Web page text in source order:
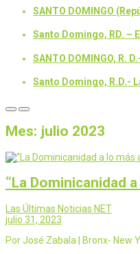
SANTO DOMINGO
Santo Domingo, RD. –
SANTO DOMINGO, R.
Santo Domingo, R.D.-
Mes: julio 2023
“La Dominicanidad
Las Últimas Noticias NET
julio 31, 2023
Por José Zabala | Bronx- New